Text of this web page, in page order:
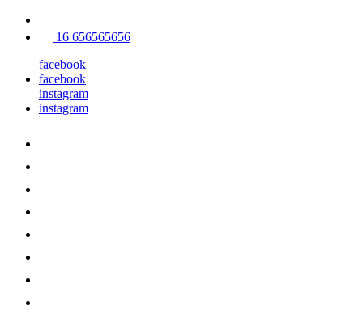
16 656565656
facebook
facebook
instagram
instagram